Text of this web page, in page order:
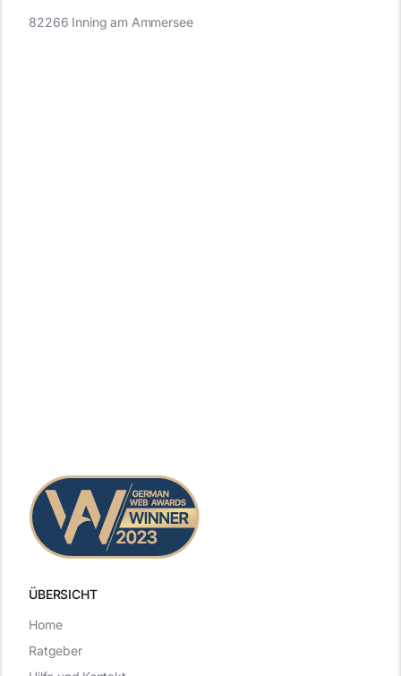
ÜBERSICHT
82266 Inning am Ammersee
Home
Ratgeber